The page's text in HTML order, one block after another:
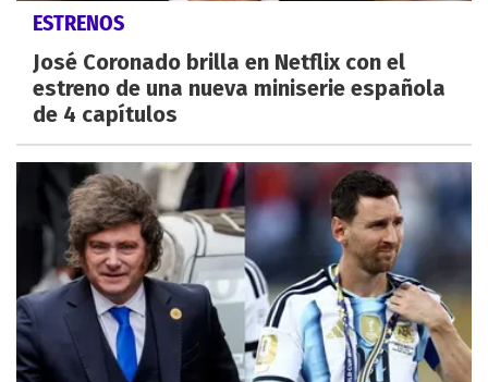
ESTRENOS
José Coronado brilla en Netflix con el
estreno de una nueva miniserie española
de 4 capítulos